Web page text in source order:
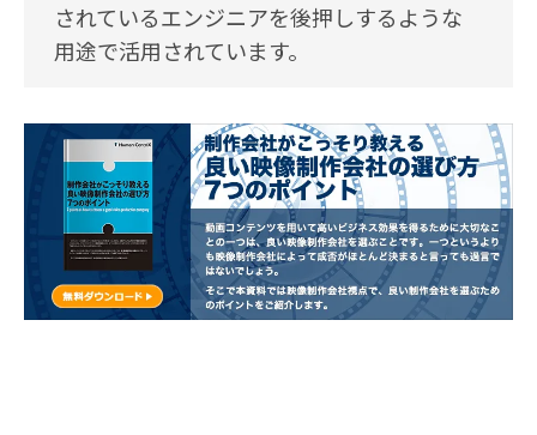
されているエンジニアを後押しするような
用途で活用されています。